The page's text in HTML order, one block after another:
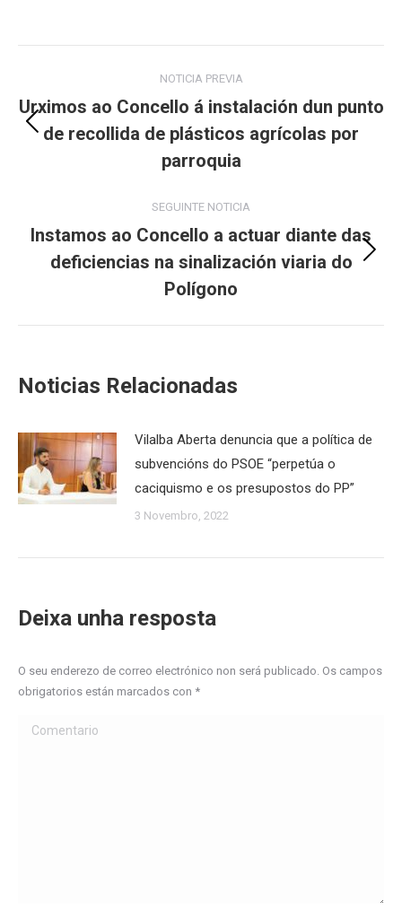
navigation
NOTICIA PREVIA
Previous
post:
Urximos ao Concello á instalación dun punto
de recollida de plásticos agrícolas por
parroquia
SEGUINTE NOTICIA
Next
post:
Instamos ao Concello a actuar diante das
deficiencias na sinalización viaria do
Polígono
Noticias Relacionadas
Vilalba Aberta denuncia que a política de
subvencións do PSOE “perpetúa o
caciquismo e os presupostos do PP”
3 Novembro, 2022
Deixa unha resposta
O seu enderezo de correo electrónico non será publicado. Os campos
obrigatorios están marcados con *
Comentario